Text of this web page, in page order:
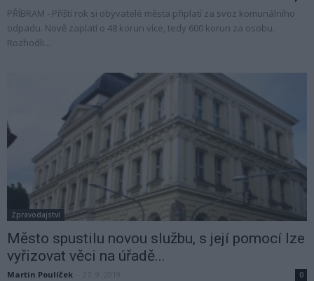
PŘÍBRAM - Příští rok si obyvatelé města připlatí za svoz komunálního
odpadu. Nově zaplatí o 48 korun více, tedy 600 korun za osobu.
Rozhodli...
Zpravodajství
Město spustilu novou službu, s její pomocí lze
vyřizovat věci na úřadě...
Martin Poulíček 0